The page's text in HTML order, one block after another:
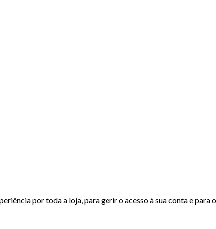
por toda a loja, para gerir o acesso à sua conta e para